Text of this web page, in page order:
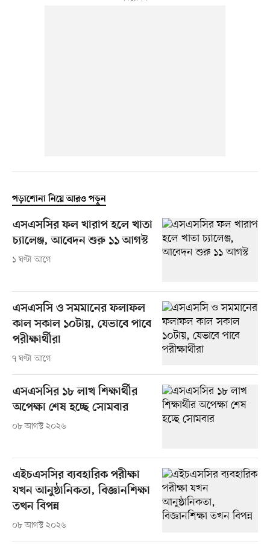
পড়াশোনা নিয়ে আরও পড়ুন
এসএসসির ফল খারাপ হলে খাতা
চ্যালেঞ্জ, আবেদন শুরু ১১ আগস্ট
১ ঘণ্টা আগে
এসএসসি ও সমমানের ফলাফল
কাল সকাল ১০টায়, যেভাবে পাবে
পরীক্ষার্থীরা
৭ ঘণ্টা আগে
এসএসসির ১৮ লাখ শিক্ষার্থীর
অপেক্ষা শেষ হচ্ছে সোমবার
০৮ আগস্ট ২০২৬
এইচএসসির ব্যবহারিক পরীক্ষা
যখন আনুষ্ঠানিকতা, বিজ্ঞানশিক্ষা
তখন বিপন্ন
০৮ আগস্ট ২০২৬